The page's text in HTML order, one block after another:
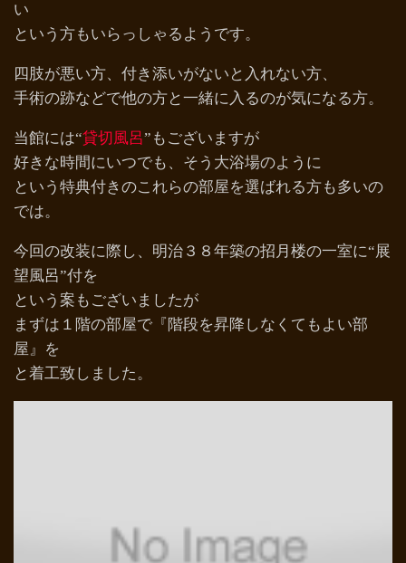
い
という方もいらっしゃるようです。
四肢が悪い方、付き添いがないと入れない方、
手術の跡などで他の方と一緒に入るのが気になる方。
当館には“貸切風呂”もございますが
好きな時間にいつでも、そう大浴場のように
という特典付きのこれらの部屋を選ばれる方も多いの
では。
今回の改装に際し、明治３８年築の招月楼の一室に“展
望風呂”付を
という案もございましたが
まずは１階の部屋で『階段を昇降しなくてもよい部
屋』を
と着工致しました。